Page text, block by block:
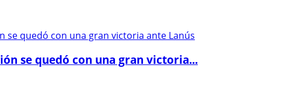
se quedó con una gran victoria...